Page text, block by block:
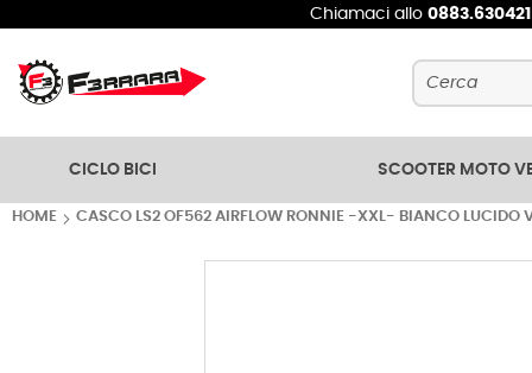
Chiamaci allo 0883.630421
Cerca
CICLO BICI SCOOTER MOTO
HOME CASCO LS2 OF562 AIRFLOW RONNIE -XXL- BIANCO LUCIDO